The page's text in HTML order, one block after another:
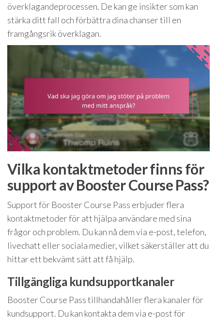
överklagandeprocessen. De kan ge insikter som kan
stärka ditt fall och förbättra dina chanser till en
framgångsrik överklagan.
Vilka kontaktmetoder finns för
support av Booster Course Pass?
Support för Booster Course Pass erbjuder flera
kontaktmetoder för att hjälpa användare med sina
frågor och problem. Du kan nå dem via e-post, telefon,
livechatt eller sociala medier, vilket säkerställer att du
hittar ett bekvämt sätt att få hjälp.
Tillgängliga kundsupportkanaler
Booster Course Pass tillhandahåller flera kanaler för
kundsupport. Du kan kontakta dem via e-post för